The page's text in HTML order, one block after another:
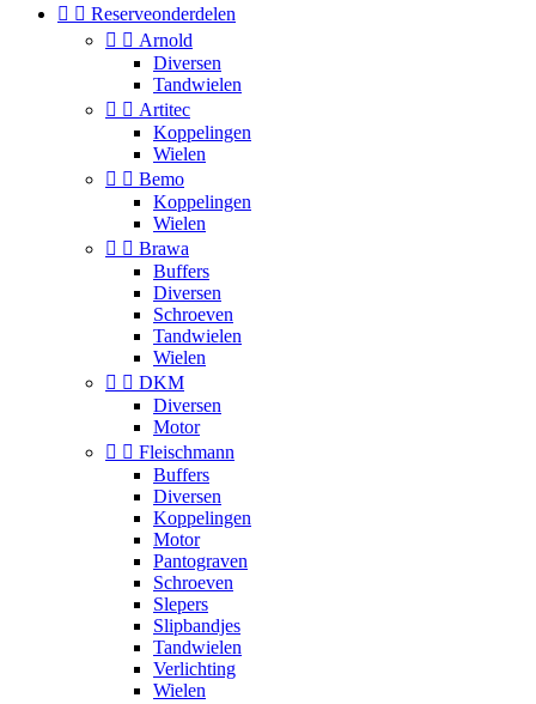
  Reserveonderdelen
  Arnold
Diversen
Tandwielen
  Artitec
Koppelingen
Wielen
  Bemo
Koppelingen
Wielen
  Brawa
Buffers
Diversen
Schroeven
Tandwielen
Wielen
  DKM
Diversen
Motor
  Fleischmann
Buffers
Diversen
Koppelingen
Motor
Pantograven
Schroeven
Slepers
Slipbandjes
Tandwielen
Verlichting
Wielen